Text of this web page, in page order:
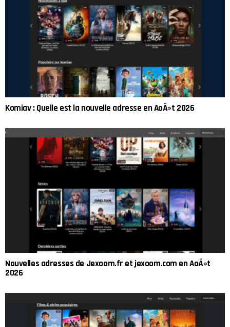
Komiav : Quelle est la nouvelle adresse en AoÃ»t 2026
Nouvelles adresses de Jexoom.fr et jexoom.com en AoÃ»t
2026